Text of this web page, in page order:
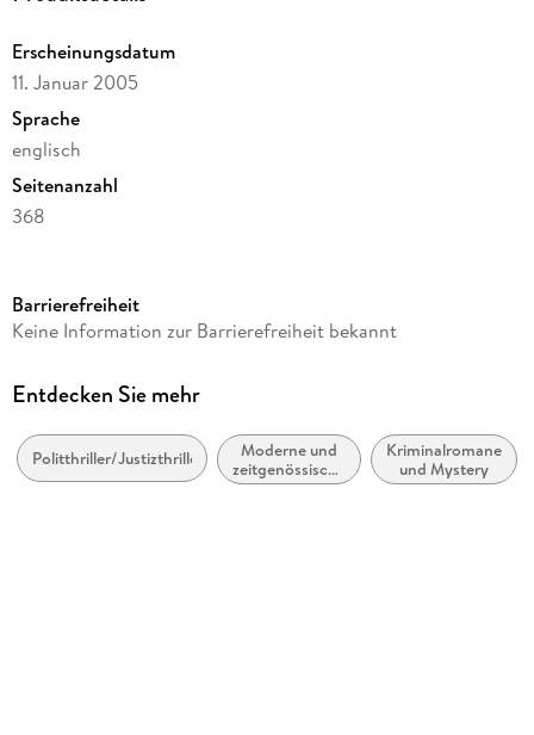
Erscheinungsdatum
11. Januar 2005
Sprache
englisch
Seitenanzahl
368
Autor/Autorin
Verlag/Hersteller
Produktart
gebunden
Barrierefreiheit
Keine Information zur Barrierefreiheit bekannt
Entdecken Sie mehr
Politthriller/Justizthriller
Moderne und
zeitgenössische
Belletristik:
Kriminalromane
und Mystery